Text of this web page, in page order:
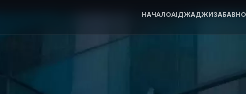
НАЧАЛОAIДЖАДЖИЗАБАВНО